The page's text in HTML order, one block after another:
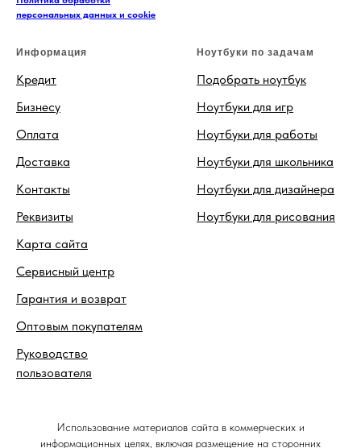
персональных данных и cookie
Информация
Кредит
Бизнесу
Оплата
Доставка
Контакты
Реквизиты
Карта сайта
Сервисный центр
Гарантия и возврат
Оптовым покупателям
Руководство
пользователя
Ноутбуки по задачам
Подобрать ноутбук
Ноутбуки для игр
Ноутбуки для работы
Ноутбуки для школьника
Ноутбуки для дизайнера
Ноутбуки для рисования
Использование материалов сайта в коммерческих и
информационных целях, включая размещение на сторонних